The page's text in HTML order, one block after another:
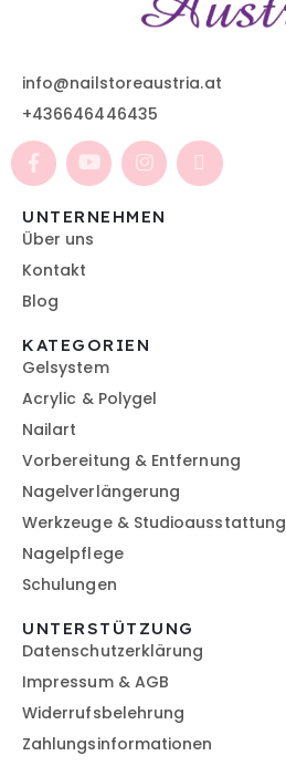
info@nailstoreaustria.at
+436646446435
UNTERNEHMEN
Über uns
Kontakt
Blog
KATEGORIEN
Gelsystem
Acrylic & Polygel
Nailart
Vorbereitung & Entfernung
Nagelverlängerung
Werkzeuge & Studioausstattung
Nagelpflege
Schulungen
UNTERSTÜTZUNG
Datenschutzerklärung
Impressum & AGB
Widerrufsbelehrung
Zahlungsinformationen